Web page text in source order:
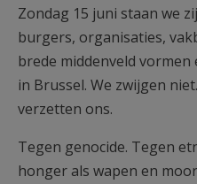
Zondag 15 juni staan we
burgers, organisaties,
brede middenveld
in Brussel. We zwijgen
verzetten ons.
Tegen genocide. Tegen
honger als wapen en